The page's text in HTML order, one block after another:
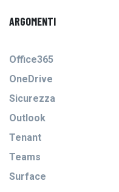
ARGOMENTI
Office365
OneDrive
Sicurezza
Outlook
Tenant
Teams
Surface